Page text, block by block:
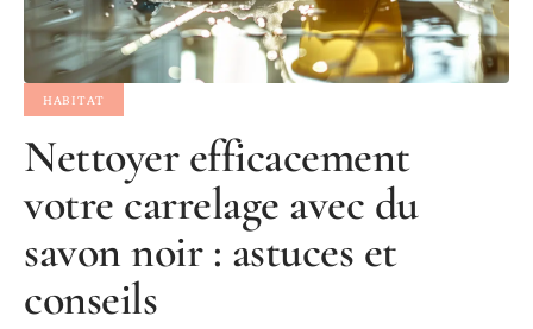
HABITAT
Nettoyer efficacement
votre carrelage avec du
savon noir : astuces et
conseils